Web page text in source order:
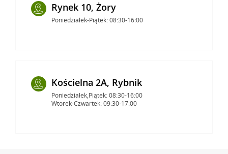
Rynek 10, Żory
Poniedziałek-Piątek: 08:30-16:00
Kościelna 2A, Rybnik
Poniedziałek,Piątek: 08:30-16:00
Wtorek-Czwartek: 09:30-17:00